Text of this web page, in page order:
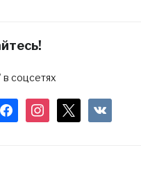
соцсетях
facebookinstagram vkontakte